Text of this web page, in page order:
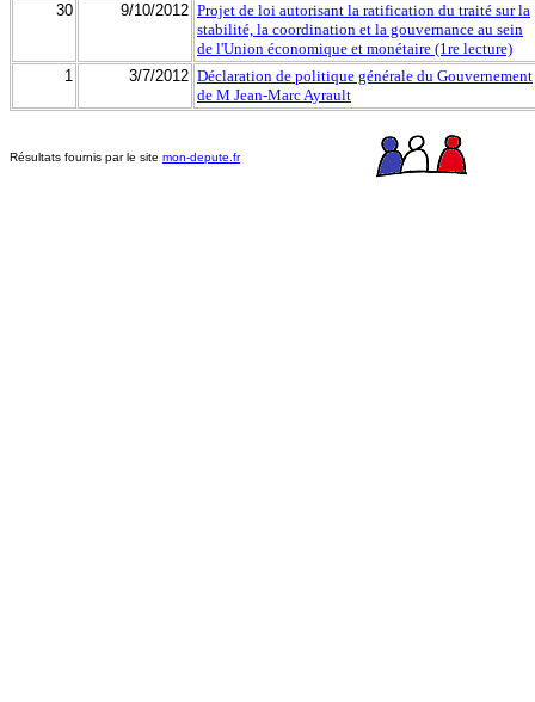
30
9/10/2012 Projet de loi autorisant la ratification du traité sur la
stabilité, la coordination et la gouvernance au sein
de l'Union économique et monétaire (1re lecture)
1
3/7/2012 Déclaration de politique générale du Gouvernement
de M Jean-Marc Ayrault
Résultats fournis par le site mon-depute.fr